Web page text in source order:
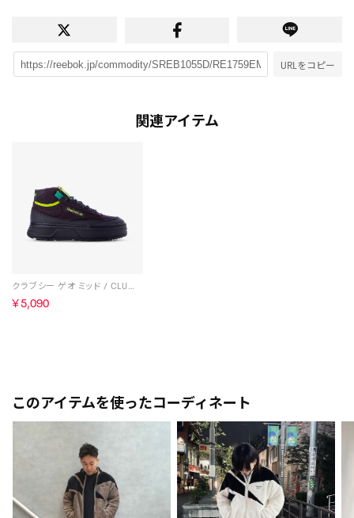
URLをコピー
関連アイテム
クラブシー ゲオ ミッド / CLUB C GEO MID （ダークパープル）
￥5,090
このアイテムを使ったコーディネート